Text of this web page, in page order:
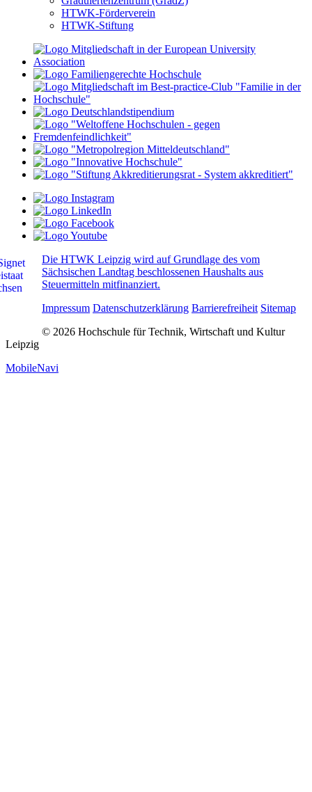
HTWK-Förderverein
HTWK-Stiftung
Die HTWK Leipzig wird auf Grundlage des vom
Sächsischen Landtag beschlossenen Haushalts aus
Steuermitteln mitfinanziert.
Impressum Datenschutzerklärung Barrierefreiheit Sitemap
© 2026 Hochschule für Technik, Wirtschaft und Kultur
Leipzig
MobileNavi